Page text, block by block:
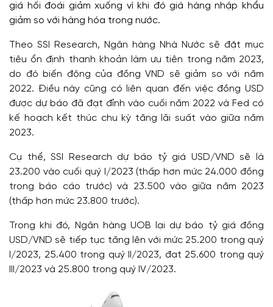
giá hối đoái giảm xuống vì khi đó giá hàng nhập khẩu
giảm so với hàng hóa trong nước.
Theo SSI Research, Ngân hàng Nhà Nước sẽ đặt mục
tiêu ổn định thanh khoản làm ưu tiên trong năm 2023,
do đó biến động của đồng VND sẽ giảm so với năm
2022. Điều này cũng có liên quan đến việc đồng USD
được dự báo đã đạt đỉnh vào cuối năm 2022 và Fed có
kế hoạch kết thúc chu kỳ tăng lãi suất vào giữa năm
2023.
Cụ thể, SSI Research dự báo tỷ giá USD/VND sẽ là
23.200 vào cuối quý I/2023 (thấp hơn mức 24.000 đồng
trong báo cáo trước) và 23.500 vào giữa năm 2023
(thấp hơn mức 23.800 trước).
Trong khi đó, Ngân hàng UOB lại dự báo tỷ giá đồng
USD/VND sẽ tiếp tục tăng lên với mức 25.200 trong quý
I/2023, 25.400 trong quý II/2023, đạt 25.600 trong quý
III/2023 và 25.800 trong quý IV/2023.